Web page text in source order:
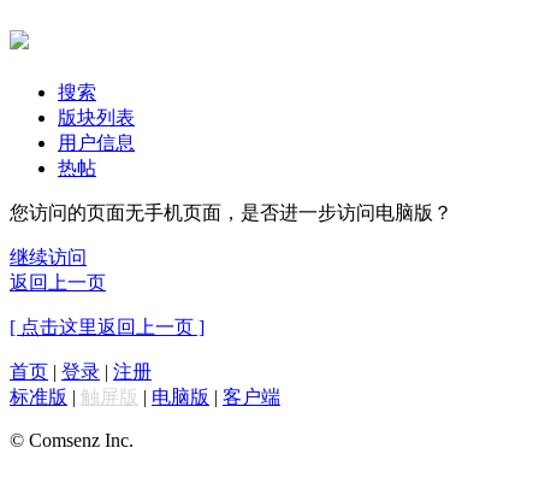
搜索
版块列表
用户信息
热帖
您访问的页面无手机页面，是否进一步访问电脑版？
继续访问
返回上一页
[ 点击这里返回上一页 ]
首页 | 登录 | 注册
标准版 | 触屏版 | 电脑版 | 客户端
© Comsenz Inc.